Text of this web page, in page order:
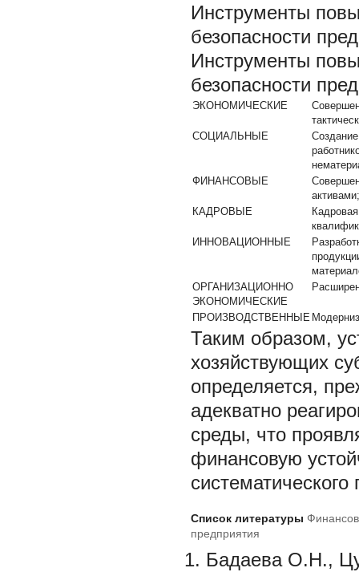
Инструменты
безопасности
Инструменты
безопасности
ЭКОНОМИЧЕСКИЕ
СОЦИАЛЬНЫЕ
ФИНАНСОВЫЕ
КАДРОВЫЕ
ИННОВАЦИОННЫЕ
ОРГАНИЗАЦИОННО
ЭКОНОМИЧЕСКИЕ
ПРОИЗВОДСТВЕННЫЕ
Таким образом,
хозяйствующих
определяется,
адекватно
среды, что
финансовую
Список литературы
предприятия
Бадаева О.Н.,